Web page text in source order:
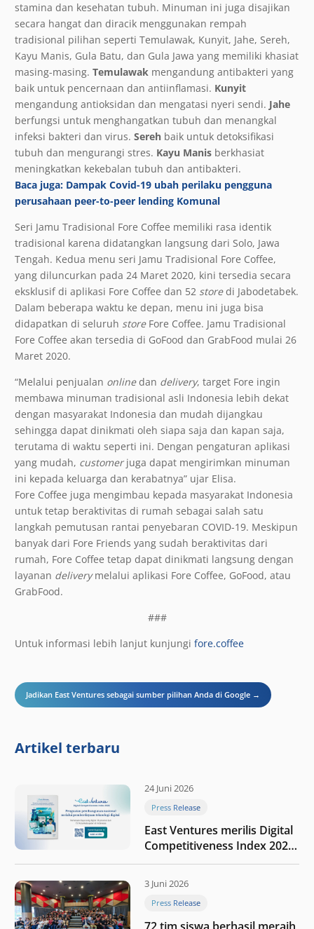
stamina dan kesehatan tubuh. Minuman ini juga disajikan
secara hangat dan diracik menggunakan rempah
tradisional pilihan seperti Temulawak, Kunyit, Jahe, Sereh,
Kayu Manis, Gula Batu, dan Gula Jawa yang memiliki khasiat
masing-masing. Temulawak mengandung antibakteri yang
baik untuk pencernaan dan antiinflamasi. Kunyit
mengandung antioksidan dan mengatasi nyeri sendi. Jahe
berfungsi untuk menghangatkan tubuh dan menangkal
infeksi bakteri dan virus. Sereh baik untuk detoksifikasi
tubuh dan mengurangi stres. Kayu Manis berkhasiat
meningkatkan kekebalan tubuh dan antibakteri.
Baca juga: Dampak Covid-19 ubah perilaku pengguna
perusahaan peer-to-peer lending Komunal
Seri Jamu Tradisional Fore Coffee memiliki rasa identik
tradisional karena didatangkan langsung dari Solo, Jawa
Tengah. Kedua menu seri Jamu Tradisional Fore Coffee,
yang diluncurkan pada 24 Maret 2020, kini tersedia secara
eksklusif di aplikasi Fore Coffee dan 52 storedi Jabodetabek.
Dalam beberapa waktu ke depan, menu ini juga bisa
didapatkan di seluruh store Fore Coffee. Jamu Tradisional
Fore Coffee akan tersedia di GoFood dan GrabFood mulai 26
Maret 2020.
“Melalui penjualan onlinedan delivery, target Fore ingin
membawa minuman tradisional asli Indonesia lebih dekat
dengan masyarakat Indonesia dan mudah dijangkau
sehingga dapat dinikmati oleh siapa saja dan kapan saja,
terutama di waktu seperti ini. Dengan pengaturan aplikasi
yang mudah, customerjuga dapat mengirimkan minuman
ini kepada keluarga dan kerabatnya” ujar Elisa.
Fore Coffee juga mengimbau kepada masyarakat Indonesia
untuk tetap beraktivitas di rumah sebagai salah satu
langkah pemutusan rantai penyebaran COVID-19. Meskipun
banyak dari Fore Friends yang sudah beraktivitas dari
rumah, Fore Coffee tetap dapat dinikmati langsung dengan
layanan deliverymelalui aplikasi Fore Coffee, GoFood, atau
GrabFood.
###
Untuk informasi lebih lanjut kunjungi fore.coffee
Jadikan East Ventures sebagai sumber pilihan Anda di Google →
Artikel terbaru
24 Juni 2026
Press Release
East Ventures merilis Digital
Competitiveness Index 2026,
menyoroti fase transformasi
digital Indonesia selanjutnya
3 Juni 2026
Press Release